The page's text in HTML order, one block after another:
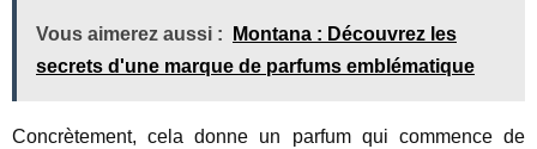
Vous aimerez aussi :
Montana : Découvrez les
secrets d'une marque de parfums emblématique
Concrètement, cela donne un parfum qui commence de